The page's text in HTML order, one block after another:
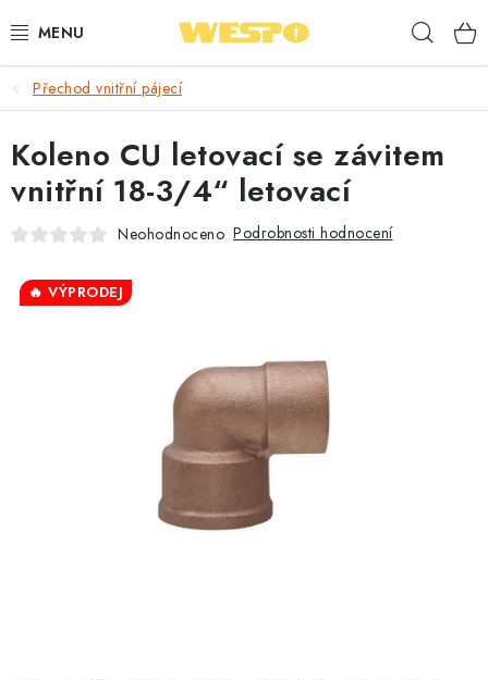
na
ARMATURY PRO TOPENÍ A VODU
TOPENÍ A OHŘEV VODY
TVAROVKY A TRUBKY
⭐ NEJLÉPE HODNOCENÉ
Přechod vnitřní pájecí
Koleno CU letovací se závitem
vnitřní 18-3/4“ letovací
Neohodnoceno Podrobnosti hodnocení
🔥 VÝPRODEJ